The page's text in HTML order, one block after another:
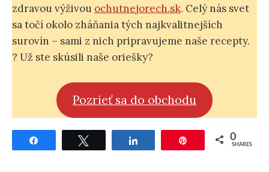
zdravou výživou ochutnejorech.sk. Celý nás svet
sa točí okolo zháňania tých najkvalitnejších
surovín – sami z nich pripravujeme naše recepty.
? Už ste skúsili naše oriešky?
Pozrieť sa do obchodu
0
SHARES